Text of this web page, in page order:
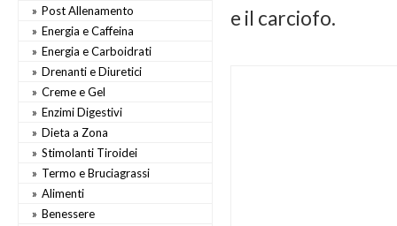
Post Allenamento
Energia e Caffeina
Energia e Carboidrati
Drenanti e Diuretici
Creme e Gel
Enzimi Digestivi
Dieta a Zona
Stimolanti Tiroidei
Termo e Bruciagrassi
Alimenti
Benessere
e il carciofo.